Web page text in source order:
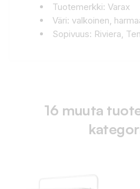
Tuotemerkki: Varax
Väri: valkoinen,
Sopivuus: Riviera,
16 muuta